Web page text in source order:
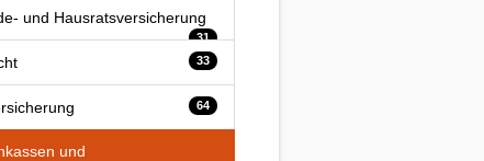
und Hausratsversicherung
31
33
64
und